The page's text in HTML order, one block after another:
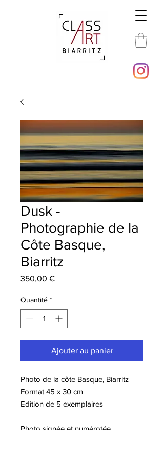
Dusk -
Photographie de la
Côte Basque,
Biarritz
350,00 €Prix
Quantité *
Ajouter au panier
Photo de la côte Basque, Biarritz
Format 45 x 30 cm
Edition de 5 exemplaires
Photo signée et numérotée